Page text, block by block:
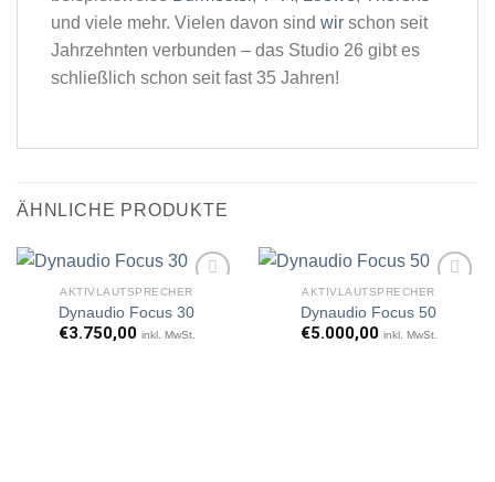
und viele mehr. Vielen davon sind wir schon seit
Jahrzehnten verbunden – das Studio 26 gibt es
schließlich schon seit fast 35 Jahren!
ÄHNLICHE PRODUKTE
AKTIVLAUTSPRECHER
Dynaudio Focus 30
€3.750,00 inkl. MwSt.
AKTIVLAUTSPRECHER
Dynaudio Focus 50
€5.000,00 inkl. MwSt.